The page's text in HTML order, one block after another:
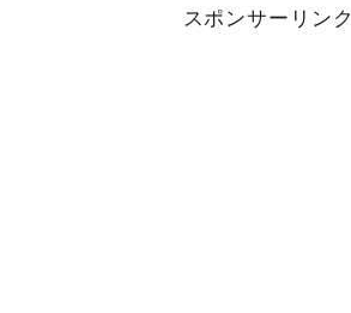
スポンサーリンク